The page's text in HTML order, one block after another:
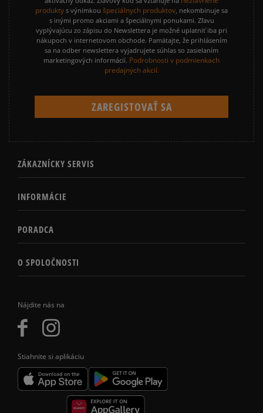
Nájdite nás na
Stiahnite si aplikáciu
produkty s výnimkou špeciálnych produktov, nekombinuje sa
s inými promo akciami a špeciálnymi ponukami. Zľavu
vyplývajúcu zo zápisu do Newslettera je možné uplatniť iba pri
nákupoch v internetovom obchode. Pamätajte, že prihlásením
sa na odber newslettera vyjadrujete súhlas so zasielaním
marketingových informácií. Podrobnosti v podmienkach
predajných akcií.
ZÁKAZNÍCKY SERVIS
INFORMÁCIE
PORADCA
O SPOLOČNOSTI